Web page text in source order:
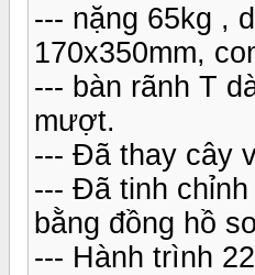
--- nặng 65kg ,
170x350mm,
--- bàn rãnh T
mượt.
--- Đã thay cây
--- Đã tinh
bằng đồng hồ
--- Hành trình